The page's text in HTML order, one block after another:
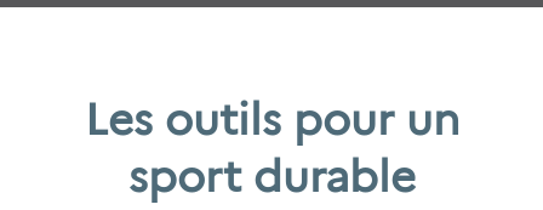
Les outils pour un
sport durable